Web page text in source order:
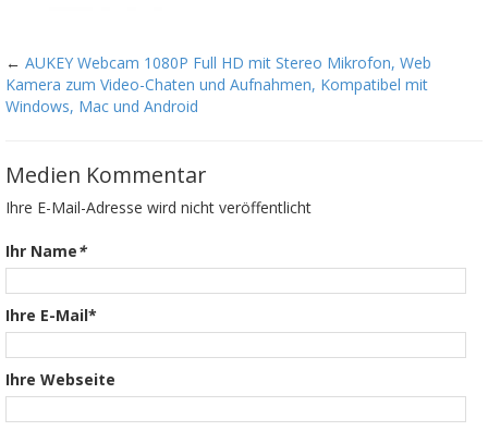
← AUKEY Webcam 1080P Full HD mit Stereo Mikrofon, Web
Kamera zum Video-Chaten und Aufnahmen, Kompatibel mit
Windows, Mac und Android
Medien Kommentar
Ihre E-Mail-Adresse wird nicht veröffentlicht
Ihr Name*
Ihre E-Mail*
Ihre Webseite